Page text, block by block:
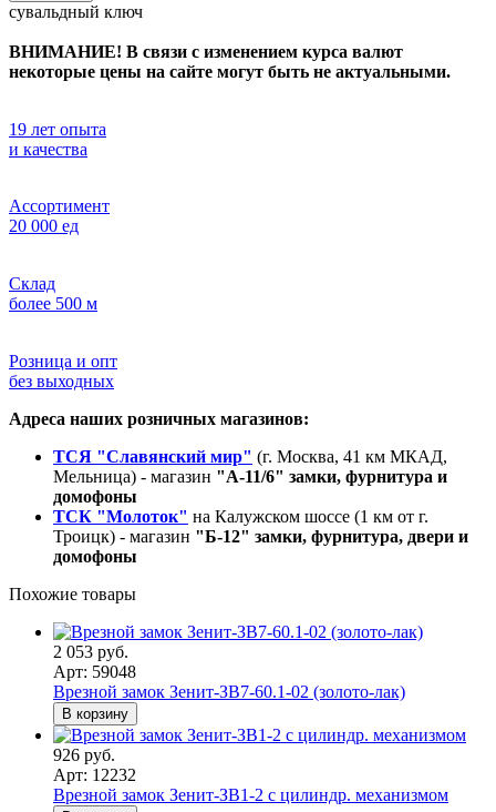
сувальдный ключ
ВНИМАНИЕ! В связи с изменением курса валют
некоторые цены на сайте могут быть не актуальными.
19 лет опыта
и качества
Ассортимент
20 000 ед
Склад
более 500 м
Розница и опт
без выходных
Адреса наших розничных магазинов:
ТСЯ "Славянский мир" (г. Москва, 41 км МКАД,
Мельница) - магазин "А-11/6" замки, фурнитура и
домофоны
ТСК "Молоток" на Калужском шоссе (1 км от г.
Троицк) - магазин "Б-12" замки, фурнитура, двери и
домофоны
Похожие товары
2 053 руб.
Арт: 59048
Врезной замок Зенит-ЗВ7-60.1-02 (золото-лак)
В корзину
926 руб.
Арт: 12232
Врезной замок Зенит-ЗВ1-2 с цилиндр. механизмом